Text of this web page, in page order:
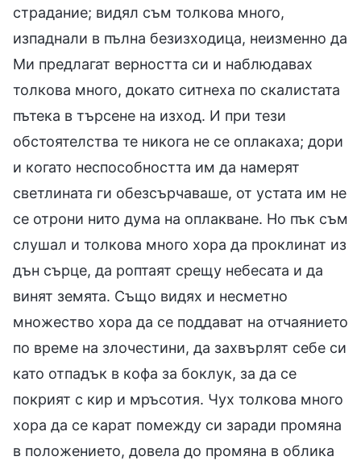
страдание; видял съм толкова много,
изпаднали в пълна безизходица, неизменно да
Ми предлагат верността си и наблюдавах
толкова много, докато ситнеха по скалистата
пътека в търсене на изход. И при тези
обстоятелства те никога не се оплакаха; дори
и когато неспособността им да намерят
светлината ги обезсърчаваше, от устата им не
се отрони нито дума на оплакване. Но пък съм
слушал и толкова много хора да проклинат из
дън сърце, да роптаят срещу небесата и да
винят земята. Също видях и несметно
множество хора да се поддават на отчаянието
по време на злочестини, да захвърлят себе си
като отпадък в кофа за боклук, за да се
покрият с кир и мръсотия. Чух толкова много
хора да се карат помежду си заради промяна
в положението, довела до промяна в облика